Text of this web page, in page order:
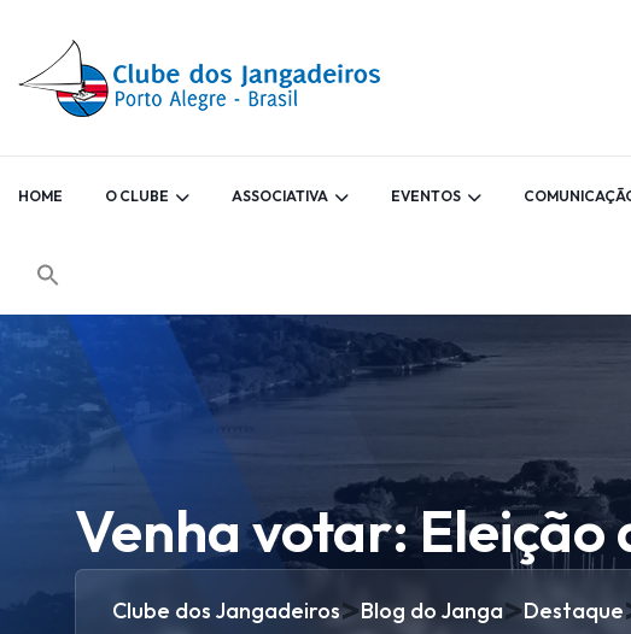
HOME O CLUBE ASSOCIATIVA EVENTOS
Venha votar:
Clube dos Jangadeiros>Blog do Janga>Destaque